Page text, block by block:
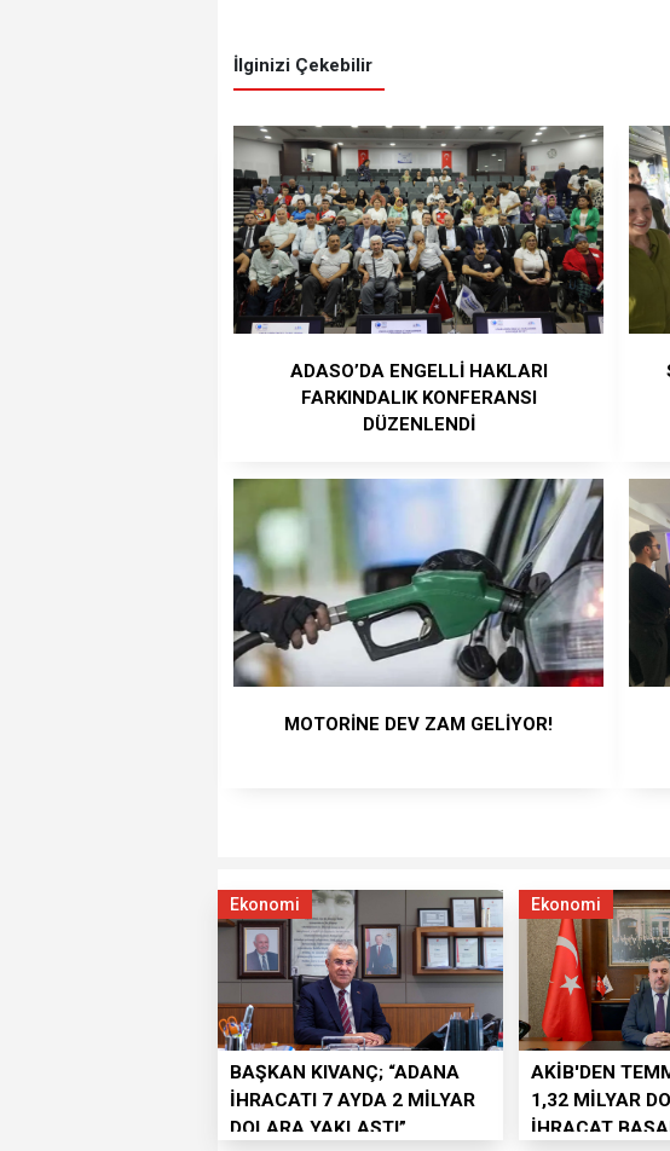
İlginizi Çekebilir
ADASO’DA ENGELLİ HAKLARI
FARKINDALIK KONFERANSI
DÜZENLENDİ
MOTORİNE DEV ZAM GELİYOR!
Ekonomi
BAŞKAN KIVANÇ; “ADANA
İHRACATI 7 AYDA 2 MİLYAR
DOLARA YAKLAŞTI”
Ekonomi
AKİB'DEN
1,32 MİLYAR
İHRACAT